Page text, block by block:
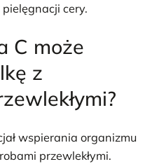
cery.
C może
z
wspierania organizmu
przewlekłymi.